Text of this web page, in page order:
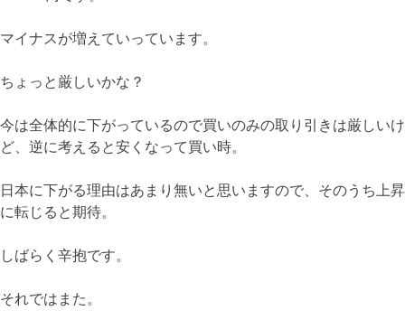
マイナスが増えていっています。
ちょっと厳しいかな？
今は全体的に下がっているので買いのみの取り引きは厳しいけ
ど、逆に考えると安くなって買い時。
日本に下がる理由はあまり無いと思いますので、そのうち上昇
に転じると期待。
しばらく辛抱です。
それではまた。